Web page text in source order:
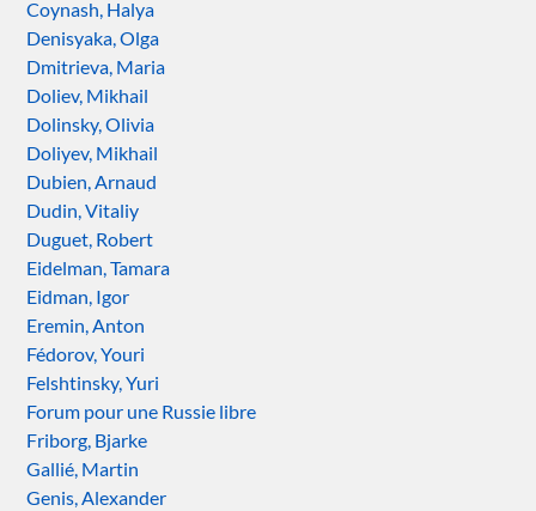
Coynash, Halya
Denisyaka, Olga
Dmitrieva, Maria
Doliev, Mikhail
Dolinsky, Olivia
Doliyev, Mikhail
Dubien, Arnaud
Dudin, Vitaliy
Duguet, Robert
Eidelman, Tamara
Eidman, Igor
Eremin, Anton
Fédorov, Youri
Felshtinsky, Yuri
Forum pour une Russie libre
Friborg, Bjarke
Gallié, Martin
Genis, Alexander